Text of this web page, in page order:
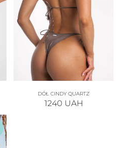
DÓŁ CINDY QUARTZ
1240 UAH